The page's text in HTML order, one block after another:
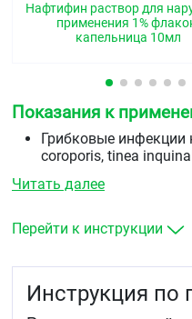
Нафтифин раствор для
применения 1%
капельница 10мл
Показания к
Грибковые
coroporis, tinea
грибковые инфекции
отрубевидный лишай
Препарат Нафтифин
поражающих области
Читать далее
Перейти к инструкции
Инструкция